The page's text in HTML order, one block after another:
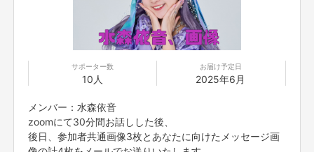
サポーター数
10人
お届け予定日
2025年6月
メンバー：水森依音
zoomにて30分間お話しした後、
後日、参加者共通画像3枚とあなたに向けたメッセージ画